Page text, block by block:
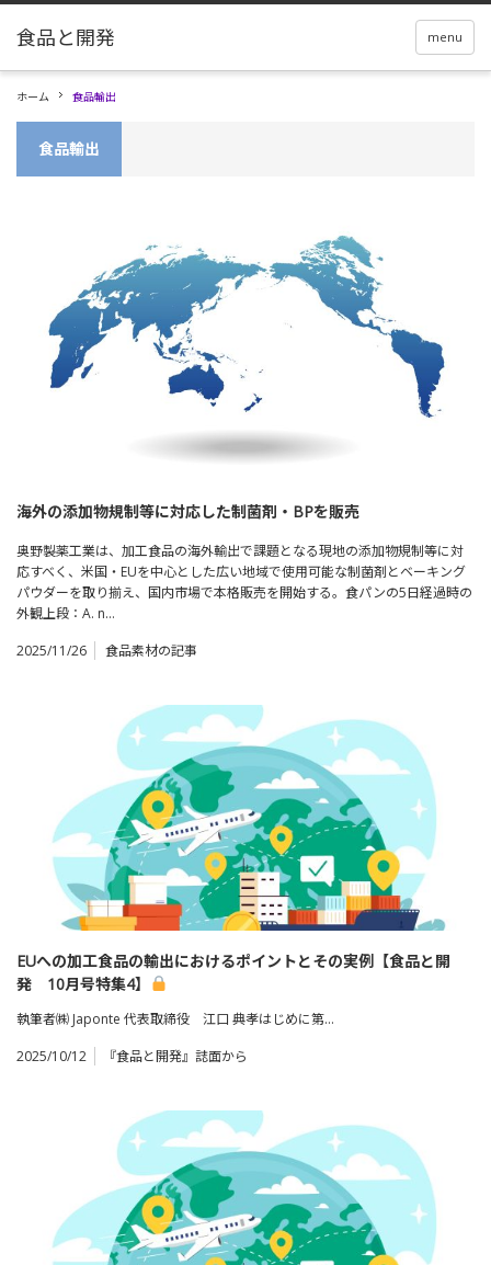
menu
ホーム 食品輸出
食品輸出
海外の添加物規制等に対応した制菌剤・BPを販売
奥野製薬工業は、加工食品の海外輸出で課題となる現地の添加物規制等に対
応すべく、米国・EUを中心とした広い地域で使用可能な制菌剤とベーキング
パウダーを取り揃え、国内市場で本格販売を開始する。食パンの5日経過時の
外観上段：A. n…
2025/11/26
食品素材の記事
EUへの加工食品の輸出におけるポイントとその実例【食品と開
発 10月号特集4】
執筆者㈱ Japonte 代表取締役 江口 典孝はじめに第…
2025/10/12
『食品と開発』誌面から